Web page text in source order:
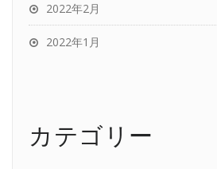
2022年2月
2022年1月
カテゴリー